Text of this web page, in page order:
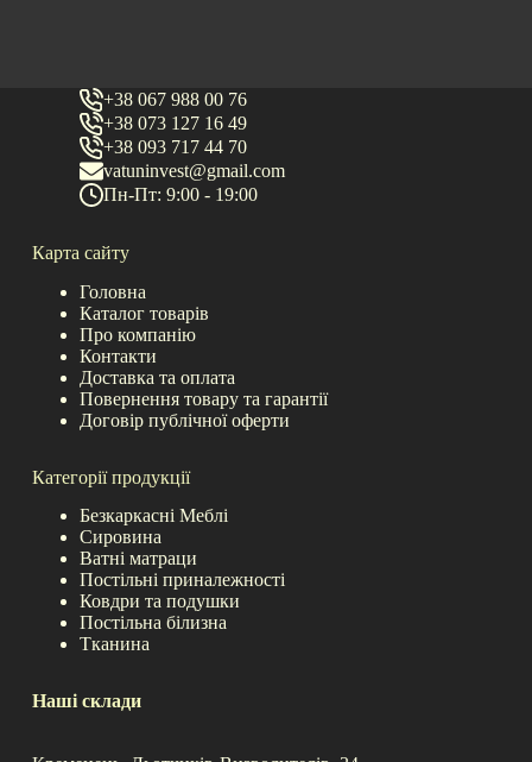
+38 067 988 00 76
+38 073 127 16 49
+38 093 717 44 70
vatuninvest@gmail.com
Пн-Пт: 9:00 - 19:00
Карта сайту
Головна
Каталог товарів
Про компанію
Контакти
Доставка та оплата
Повернення товару та гарантії
Договір публічної оферти
Категорії продукції
Безкаркасні Меблі
Сировина
Ватні матраци
Постільні приналежності
Ковдри та подушки
Постільна білизна
Тканина
Наші склади